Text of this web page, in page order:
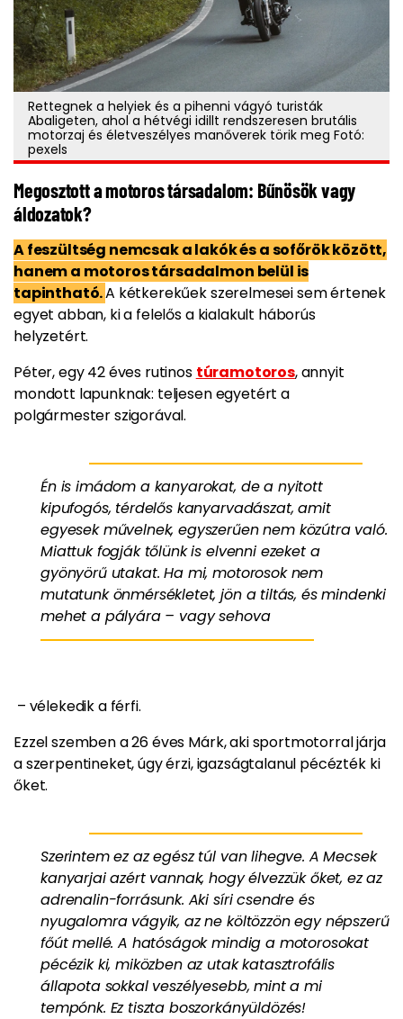
Rettegnek a helyiek és a pihenni vágyó turisták
Abaligeten, ahol a hétvégi idillt rendszeresen brutális
motorzaj és életveszélyes manőverek törik meg Fotó:
pexels
Megosztott a motoros társadalom: Bűnösök vagy
áldozatok?
A feszültség nemcsak a lakók és a sofőrök között,
hanem a motoros társadalmon belül is
tapintható.A kétkerekűek szerelmesei sem értenek
egyet abban, ki a felelős a kialakult háborús
helyzetért.
Péter, egy 42 éves rutinos túramotoros, annyit
mondott lapunknak: teljesen egyetért a
polgármester szigorával.
Én is imádom a kanyarokat, de a nyitott
kipufogós, térdelős kanyarvadászat, amit
egyesek művelnek, egyszerűen nem közútra való.
Miattuk fogják tőlünk is elvenni ezeket a
gyönyörű utakat. Ha mi, motorosok nem
mutatunk önmérsékletet, jön a tiltás, és mindenki
mehet a pályára – vagy sehova
– vélekedik a férfi.
Ezzel szemben a 26 éves Márk, aki sportmotorral járja
a szerpentineket, úgy érzi, igazságtalanul pécézték ki
őket.
Szerintem ez az egész túl van lihegve. A Mecsek
kanyarjai azért vannak, hogy élvezzük őket, ez az
adrenalin-forrásunk. Aki síri csendre és
nyugalomra vágyik, az ne költözzön egy népszerű
főút mellé. A hatóságok mindig a motorosokat
pécézik ki, miközben az utak katasztrofális
állapota sokkal veszélyesebb, mint a mi
tempónk. Ez tiszta boszorkányüldözés!